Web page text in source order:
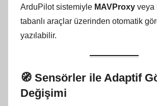
ArduPilot sistemiyle MAVProxy veya
tabanlı araçlar üzerinden otomatik
yazılabilir.
🧭 Sensörler ile Adaptif
Değişimi